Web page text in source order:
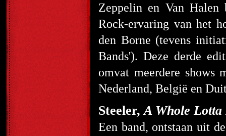
Zeppelin en Van Halen
Rock-ervaring van het
den Borne (tevens
Bands'). Deze derde
omvat meerdere shows
Nederland, België en
Steeler,A Whole
Een band, ontstaan uit